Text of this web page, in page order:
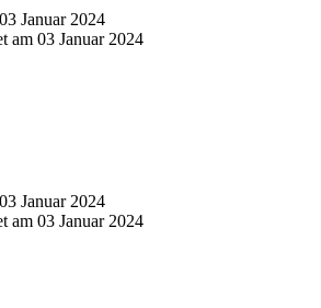
03 Januar 2024
am 03 Januar 2024
03 Januar 2024
am 03 Januar 2024